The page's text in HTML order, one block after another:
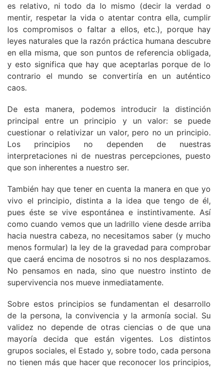
es relativo, ni todo da lo mismo (decir la verdad o
mentir, respetar la vida o atentar contra ella, cumplir
los compromisos o faltar a ellos, etc.), porque hay
leyes naturales que la razón práctica humana descubre
en ella misma, que son puntos de referencia obligada,
y esto significa que hay que aceptarlas porque de lo
contrario el mundo se convertiría en un auténtico
caos.
De esta manera, podemos introducir la distinción
principal entre un principio y un valor: se puede
cuestionar o relativizar un valor, pero no un principio.
Los principios no dependen de nuestras
interpretaciones ni de nuestras percepciones, puesto
que son inherentes a nuestro ser.
También hay que tener en cuenta la manera en que yo
vivo el principio, distinta a la idea que tengo de él,
pues éste se vive espontánea e instintivamente. Así
como cuando vemos que un ladrillo viene desde arriba
hacia nuestra cabeza, no necesitamos saber (y mucho
menos formular) la ley de la gravedad para comprobar
que caerá encima de nosotros si no nos desplazamos.
No pensamos en nada, sino que nuestro instinto de
supervivencia nos mueve inmediatamente.
Sobre estos principios se fundamentan el desarrollo
de la persona, la convivencia y la armonía social. Su
validez no depende de otras ciencias o de que una
mayoría decida que están vigentes. Los distintos
grupos sociales, el Estado y, sobre todo, cada persona
no tienen más que hacer que reconocer los principios,